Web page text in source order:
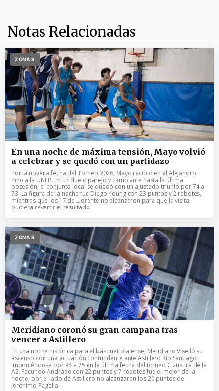
Notas Relacionadas
ZONA B
En una noche de máxima tensión, Mayo volvió
a celebrar y se quedó con un partidazo
Por la novena fecha del Torneo 2026, Mayo recibió en el Alejandro
Pino a la UNLP. En un duelo parejo y cambiante hasta la última
posesión, el conjunto local se quedó con un ajustado triunfo por 74 a
73. La figura de la noche fue Diego Young con 23 puntos y 2 rebotes,
mientras que los 17 de Llorente no alcanzaron para que la visita
pudiera revertir el resultado.
ZONA B
Meridiano coronó su gran campaña tras
vencer a Astillero
En una noche histórica para el básquet platense, Meridiano V selló su
ascenso con una actuación contundente ante Astillero Río Santiago,
imponiéndose por 95 a 75 en la última fecha del torneo Clausura de la
A2. Facundo Andrade con 22 puntos y 7 rebotes fue el mejor de la
noche, por el lado de Astillero no alcanzaron los 20 puntos de
Jerónimo Pagella.